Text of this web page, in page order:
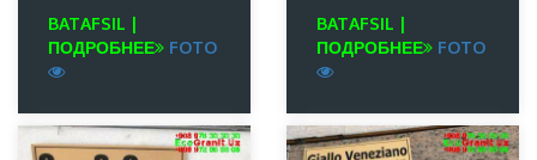
BATAFSIL |
ПОДРОБНЕЕ
FOTO
BATAFSIL |
ПОДРОБНЕЕ
FOTO